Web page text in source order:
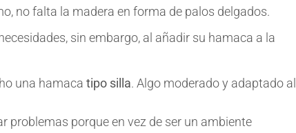
no falta la madera en forma de palos delgados.
sin embargo, al añadir su hamaca a la
una hamaca tipo silla. Algo moderado y adaptado al
problemas porque en vez de ser un ambiente